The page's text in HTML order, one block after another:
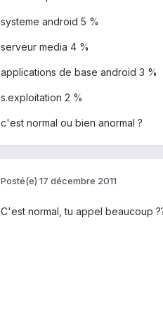
systeme android 5 %
serveur media 4 %
applications de base android 3 %
s.exploitation 2 %
c'est normal ou bien anormal ?
Posté(e) 17 décembre 2011
C'est normal, tu appel beaucoup